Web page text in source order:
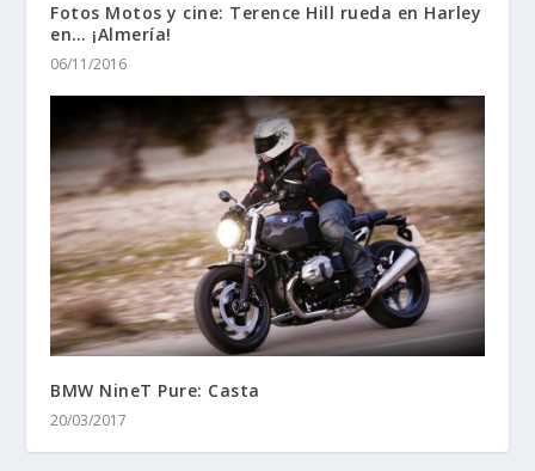
Fotos Motos y cine: Terence Hill rueda en Harley
en… ¡Almería!
06/11/2016
BMW NineT Pure: Casta
20/03/2017